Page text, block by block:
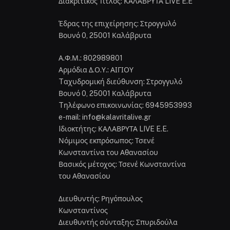
Έδρας της επιχείρησης: Στρογγυλό
Βουνό 0, 25001 Καλάβρυτα
Α.Φ.Μ.: 802989801
Αρμόδια Δ.Ο.Υ.: ΑΙΓΙΟΥ
Tαχυδρομική διεύθυνση: Στρογγυλό
Βουνό 0, 25001 Καλάβρυτα
Tηλέφωνο επικοινωνίας: 6945953993
e-mail: info@kalavritalive.gr
Iδιοκτήτης: ΚΑΛΑΒΡΥΤΑ LIVE E.E.
Νόμιμος εκπρόσωπος: Τσενέ
Κωνσταντίνα του Αθανασίου
Βασικός μέτοχος: Τσενέ Κωνσταντίνα
του Αθανασίου
Διευθυντής: Ρηγόπουλος
Κωνσταντίνος
Διευθυντής σύνταξης: Σπυριδούλα